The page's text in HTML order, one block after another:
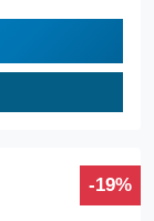
-19%